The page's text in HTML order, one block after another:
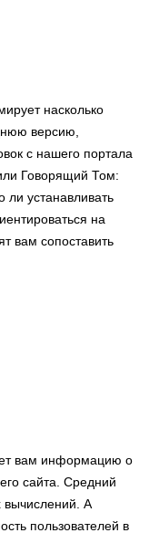
насколько
версию,
с нашего портала
Говорящий Том:
ли устанавливать
на
вам сопоставить
вам информацию о
сайта. Средний
вычислений. А
пользователей в